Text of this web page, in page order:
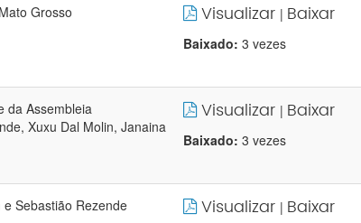
Grosso Visualizar | Baixar
Baixado: 3 vezes
da Assembleia
Xuxu Dal Molin, Janaina
Visualizar | Baixar
Baixado: 3 vezes
e Sebastião Rezende Visualizar | Baixar